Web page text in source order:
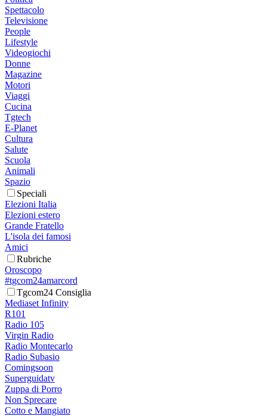
Spettacolo
Televisione
People
Lifestyle
Videogiochi
Donne
Magazine
Motori
Viaggi
Cucina
Tgtech
E-Planet
Cultura
Salute
Scuola
Animali
Spazio
Speciali
Elezioni Italia
Elezioni estero
Grande Fratello
L'isola dei famosi
Amici
Rubriche
Oroscopo
#tgcom24amarcord
Tgcom24 Consiglia
Mediaset Infinity
R101
Radio 105
Virgin Radio
Radio Montecarlo
Radio Subasio
Comingsoon
Superguidatv
Zuppa di Porro
Non Sprecare
Cotto e Mangiato